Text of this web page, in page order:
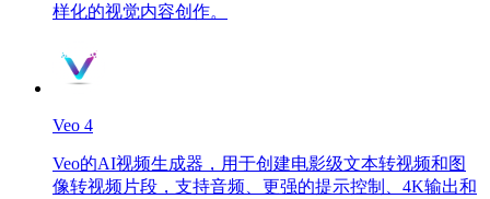
样化的视觉内容创作。
Veo 4
Veo的AI视频生成器，用于创建电影级文本转视频和图
像转视频片段，支持音频、更强的提示控制、4K输出和